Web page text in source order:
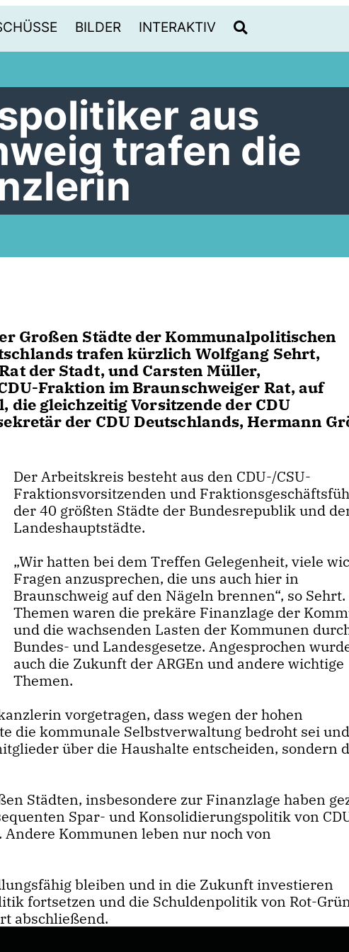
BILDER INTERAKTIV
aus
trafen die
Großen Städte der Kommunalpolitischen
trafen kürzlich Wolfgang Sehrt,
der Stadt, und Carsten Müller,
Fraktion im Braunschweiger Rat, auf
gleichzeitig Vorsitzende der CDU
der CDU Deutschlands, Hermann
Der Arbeitskreis besteht aus den CDU-/CSU-
Fraktionsvorsitzenden und
der 40 größten Städte der Bundesrepublik und
Landeshauptstädte.
Wir hatten bei dem Treffen Gelegenheit, viele
Fragen anzusprechen, die uns auch hier in
Braunschweig auf den Nägeln brennen“, so Sehrt.
Themen waren die prekäre Finanzlage der
und die wachsenden Lasten der Kommunen
Bundes- und Landesgesetze. Angesprochen
auch die Zukunft der ARGEn und andere wichtige
Themen.
vorgetragen, dass wegen der hohen
die kommunale Selbstverwaltung bedroht sei und
über die Haushalte entscheiden, sondern
Städten, insbesondere zur Finanzlage haben
Spar- und Konsolidierungspolitik von
Kommunen leben nur noch von
bleiben und in die Zukunft investieren
fortsetzen und die Schuldenpolitik von Rot-
abschließend.